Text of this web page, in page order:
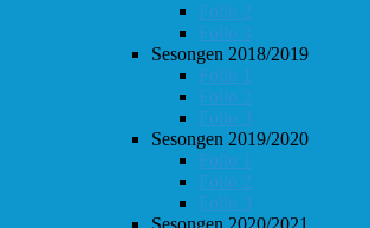
Follo 2
Follo 3
Sesongen 2018/2019
Follo 1
Follo 2
Follo 3
Sesongen 2019/2020
Follo 1
Follo 2
Follo 3
Sesongen 2020/2021